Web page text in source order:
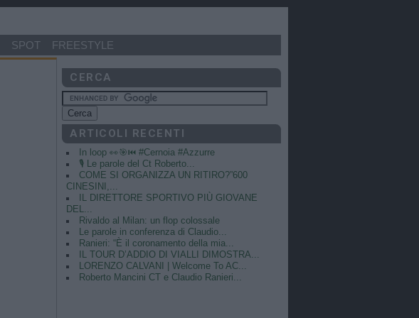
SPOT FREESTYLE
CERCA
ARTICOLI RECENTI
In loop 👀🎯⏮️ #Cernoia #Azzurre
🎙️ Le parole del Ct Roberto...
COME SI ORGANIZZA UN RITIRO?”600
CINESINI,...
IL DIRETTORE SPORTIVO PIÙ GIOVANE
DEL...
Rivaldo al Milan: un flop colossale
Le parole in conferenza di Claudio...
Ranieri: “È il coronamento della mia...
IL TOUR D’ADDIO DI VIALLI DIMOSTRA...
LORENZO CALVANI | Welcome To AC...
Roberto Mancini CT e Claudio Ranieri...